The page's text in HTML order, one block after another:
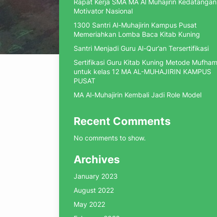
Rapat Kerja SMA MA Al Muhajirin Kedatangan
Motivator Nasional
1300 Santri Al-Muhajirin Kampus Pusat
Memeriahkan Lomba Baca Kitab Kuning
Santri Menjadi Guru Al-Qur’an Tersertifikasi
Sertifikasi Guru Kitab Kuning Metode Mufham
untuk kelas 12 MA AL-MUHAJIRIN KAMPUS
PUSAT
MA Al-Muhajirin Kembali Jadi Role Model
Recent Comments
No comments to show.
Archives
January 2023
August 2022
May 2022